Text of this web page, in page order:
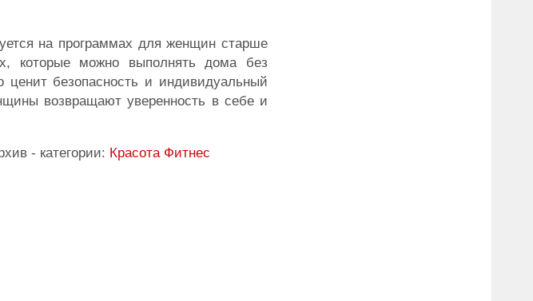
на программах для женщин старше
которые можно выполнять дома без
ценит безопасность и индивидуальный
возвращают уверенность в себе и
- категории: Красота Фитнес